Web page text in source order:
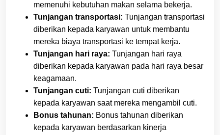
memenuhi kebutuhan makan selama bekerja.
Tunjangan transportasi: Tunjangan transportasi
diberikan kepada karyawan untuk membantu
mereka biaya transportasi ke tempat kerja.
Tunjangan hari raya: Tunjangan hari raya
diberikan kepada karyawan pada hari raya besar
keagamaan.
Tunjangan cuti: Tunjangan cuti diberikan
kepada karyawan saat mereka mengambil cuti.
Bonus tahunan: Bonus tahunan diberikan
kepada karyawan berdasarkan kinerja